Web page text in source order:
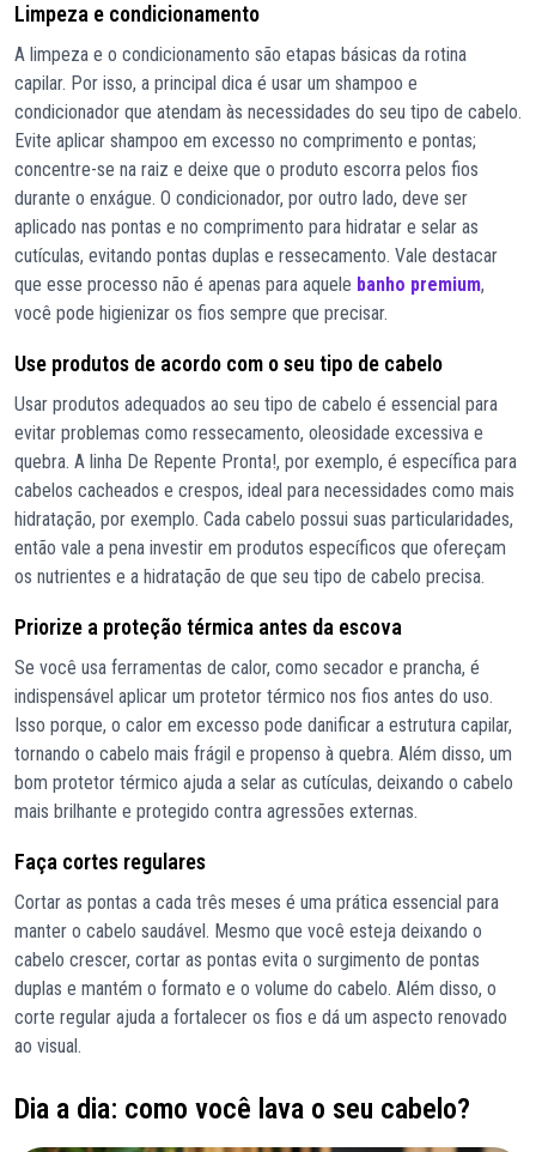
Limpeza e condicionamento
A limpeza e o condicionamento são etapas básicas da rotina
capilar. Por isso, a principal dica é usar um shampoo e
condicionador que atendam às necessidades do seu tipo de cabelo.
Evite aplicar shampoo em excesso no comprimento e pontas;
concentre-se na raiz e deixe que o produto escorra pelos fios
durante o enxágue. O condicionador, por outro lado, deve ser
aplicado nas pontas e no comprimento para hidratar e selar as
cutículas, evitando pontas duplas e ressecamento. Vale destacar
que esse processo não é apenas para aquele banho premium,
você pode higienizar os fios sempre que precisar.
Use produtos de acordo com o seu tipo de cabelo
Usar produtos adequados ao seu tipo de cabelo é essencial para
evitar problemas como ressecamento, oleosidade excessiva e
quebra. A linha De Repente Pronta!, por exemplo, é específica para
cabelos cacheados e crespos, ideal para necessidades como mais
hidratação, por exemplo. Cada cabelo possui suas particularidades,
então vale a pena investir em produtos específicos que ofereçam
os nutrientes e a hidratação de que seu tipo de cabelo precisa.
Priorize a proteção térmica antes da escova
Se você usa ferramentas de calor, como secador e prancha, é
indispensável aplicar um protetor térmico nos fios antes do uso.
Isso porque, o calor em excesso pode danificar a estrutura capilar,
tornando o cabelo mais frágil e propenso à quebra. Além disso, um
bom protetor térmico ajuda a selar as cutículas, deixando o cabelo
mais brilhante e protegido contra agressões externas.
Faça cortes regulares
Cortar as pontas a cada três meses é uma prática essencial para
manter o cabelo saudável. Mesmo que você esteja deixando o
cabelo crescer, cortar as pontas evita o surgimento de pontas
duplas e mantém o formato e o volume do cabelo. Além disso, o
corte regular ajuda a fortalecer os fios e dá um aspecto renovado
ao visual.
Dia a dia: como você lava o seu cabelo?